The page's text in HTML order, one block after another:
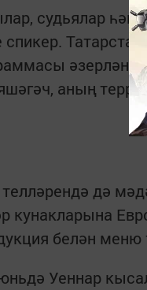
судьялар һәм
аның
дә
белән меню
Уеннар